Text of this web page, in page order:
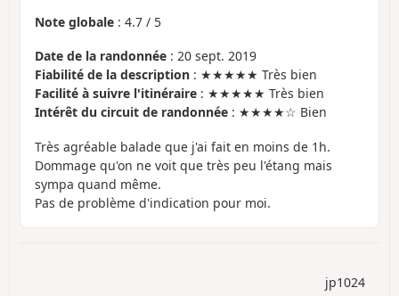
Note globale : 4.7 / 5
Date de la randonnée : 20 sept. 2019
Fiabilité de la description : ★★★★★ Très bien
Facilité à suivre l'itinéraire : ★★★★★ Très bien
Intérêt du circuit de randonnée : ★★★★☆ Bien
Très agréable balade que j'ai fait en moins de 1h.
Dommage qu'on ne voit que très peu l'étang mais
sympa quand même.
Pas de problème d'indication pour moi.
jp1024